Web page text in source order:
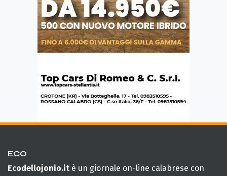
ECO
Ecodellojonio.it è un giornale on-line calabrese con